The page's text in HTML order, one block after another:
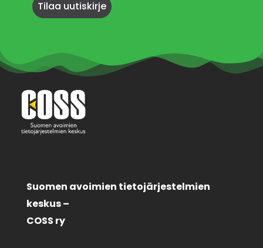
Suomen avoimien tietojärjestelmien
keskus –
COSS ry